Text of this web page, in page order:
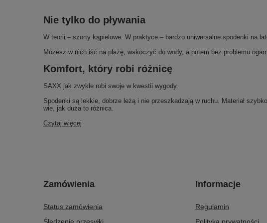
Nie tylko do pływania
W teorii – szorty kąpielowe. W praktyce – bardzo uniwersalne spodenki na
Możesz w nich iść na plażę, wskoczyć do wody, a potem bez problemu
Komfort, który robi różnicę
SAXX jak zwykle robi swoje w kwestii wygody.
Spodenki są lekkie, dobrze leżą i nie przeszkadzają w ruchu. Materiał
wie, jak duża to różnica.
Czytaj więcej
Zamówienia
Status zamówienia
Informacje
Regulamin